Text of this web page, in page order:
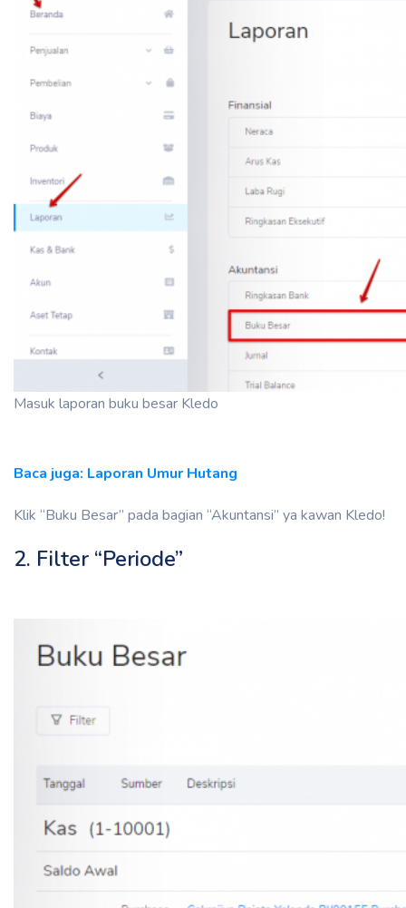
Masuk laporan buku besar Kledo
Baca juga: Laporan Umur Hutang
Klik “Buku Besar” pada bagian “Akuntansi” ya kawan Kledo!
2. Filter “Periode”